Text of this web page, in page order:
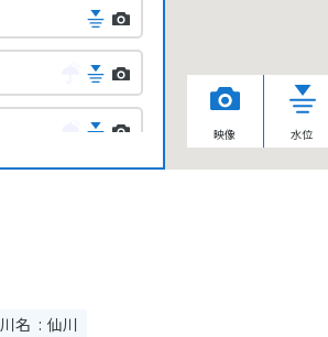
映像 水位
名 仙川